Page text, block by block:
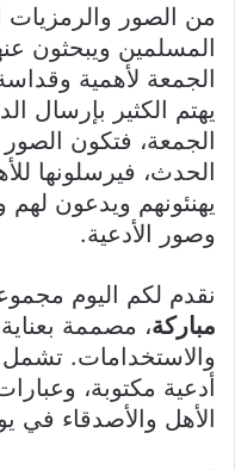
من الصور والرمزيات
المسلمين ويبحثون
الجمعة لأهمية
يهتم الكثير بإرسال
الجمعة، فتكون
الحدث، فيرسلونها
يهنئونهم ويدعون
وصور الأدعية.
نقدم لكم اليوم
مباركة، مصممة
والاستخدامات. تشمل
أدعية مكتوبة،
الأهل والأصدقاء في